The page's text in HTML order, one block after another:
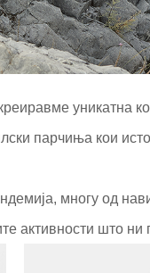
уникатна
парчиња кои
многу од
активности што ни